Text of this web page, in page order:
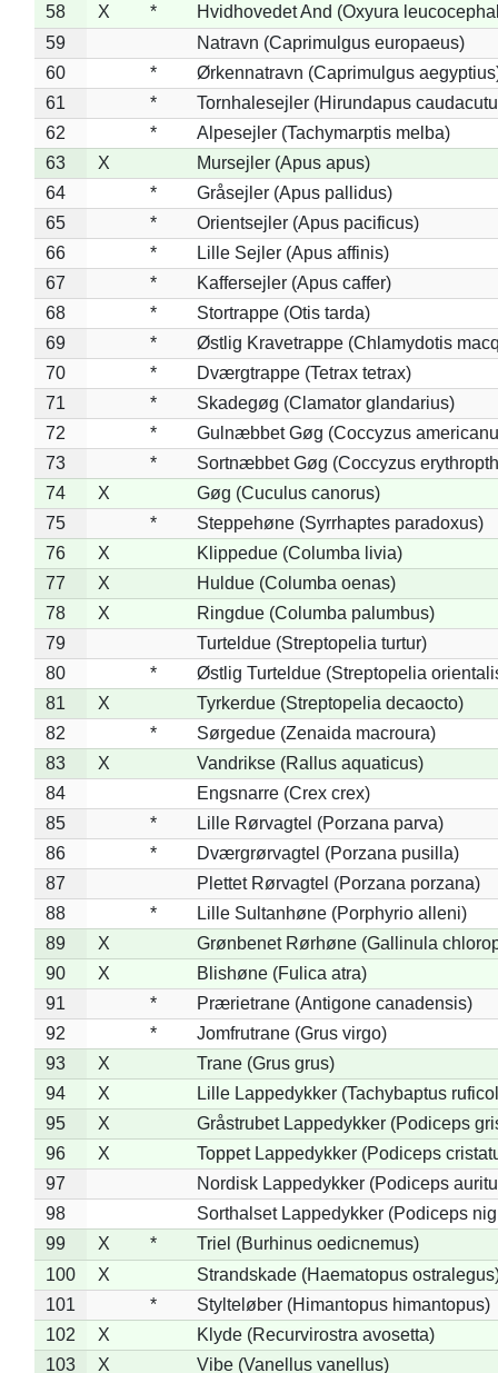
58
X *
Hvidhovedet And (Oxyura
59
Natravn (Caprimulgus europaeus)
60
*
Ørkennatravn (Caprimulgus
61
*
Tornhalesejler (Hirundapus
62
*
Alpesejler (Tachymarptis melba)
63
X
Mursejler (Apus apus)
64
*
Gråsejler (Apus pallidus)
65
*
Orientsejler (Apus pacificus)
66
*
Lille Sejler (Apus affinis)
67
*
Kaffersejler (Apus caffer)
68
*
Stortrappe (Otis tarda)
69
*
Østlig Kravetrappe (Chlamydotis
70
*
Dværgtrappe (Tetrax tetrax)
71
*
Skadegøg (Clamator glandarius)
72
*
Gulnæbbet Gøg (Coccyzus
73
*
Sortnæbbet Gøg (Coccyzus
74
X
Gøg (Cuculus canorus)
75
*
Steppehøne (Syrrhaptes paradoxus)
76
X
Klippedue (Columba livia)
77
X
Huldue (Columba oenas)
78
X
Ringdue (Columba palumbus)
79
Turteldue (Streptopelia turtur)
80
*
Østlig Turteldue (Streptopelia
81
X
Tyrkerdue (Streptopelia decaocto)
82
*
Sørgedue (Zenaida macroura)
83
X
Vandrikse (Rallus aquaticus)
84
Engsnarre (Crex crex)
85
*
Lille Rørvagtel (Porzana parva)
86
*
Dværgrørvagtel (Porzana pusilla)
87
Plettet Rørvagtel (Porzana porzana)
88
*
Lille Sultanhøne (Porphyrio alleni)
89
X
Grønbenet Rørhøne (Gallinula
90
X
Blishøne (Fulica atra)
91
*
Prærietrane (Antigone canadensis)
92
*
Jomfrutrane (Grus virgo)
93
X
Trane (Grus grus)
94
X
Lille Lappedykker (Tachybaptus
95
X
Gråstrubet Lappedykker (Podiceps
96
X
Toppet Lappedykker (Podiceps
97
Nordisk Lappedykker (Podiceps
98
Sorthalset Lappedykker (Podiceps
99
X *
Triel (Burhinus oedicnemus)
100
X
Strandskade (Haematopus
101
*
Stylteløber (Himantopus himantopus)
102
X
Klyde (Recurvirostra avosetta)
103
X Vibe (Vanellus vanellus)